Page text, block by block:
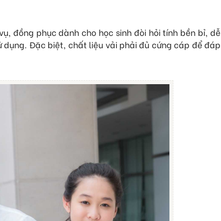
đồng phục dành cho học sinh đòi hỏi tính bền bỉ, dễ
Đặc biệt, chất liệu vải phải đủ cứng cáp để đáp